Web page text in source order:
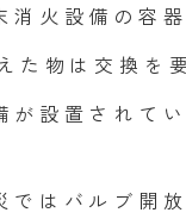
消火設備の容
た物は交換を
が設置されて
ではバルブ開